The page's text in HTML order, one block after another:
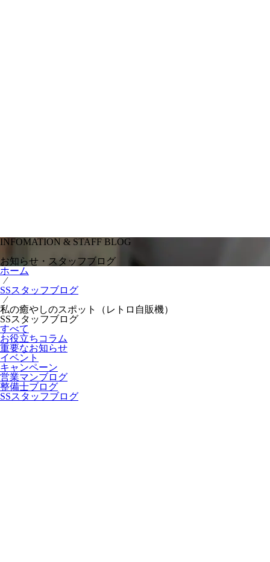
INFOMATION & STAFF BLOG
お知らせ・スタッフブログ
ホーム
⁄
SSスタッフブログ
⁄
私の癒やしのスポット（レトロ自販機）
SSスタッフブログ
すべて
お役立ちコラム
重要なお知らせ
イベント
キャンペーン
営業マンブログ
整備士ブログ
SSスタッフブログ